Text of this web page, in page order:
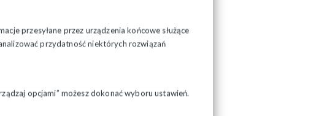
przesyłane przez urządzenia końcowe służące
przydatność niektórych rozwiązań
opcjami” możesz dokonać wyboru ustawień.